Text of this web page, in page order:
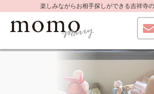
楽しみながらお相手探しができる吉祥寺